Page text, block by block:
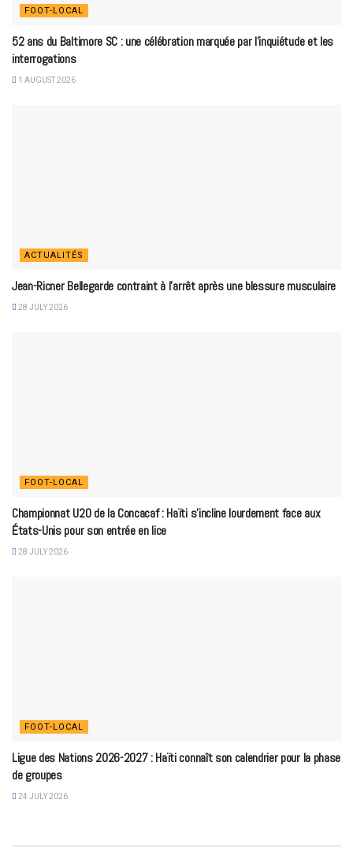
FOOT-LOCAL
52 ans du Baltimore SC : une célébration marquée par l’inquiétude et les
interrogations
1 AUGUST 2026
ACTUALITÉS
Jean-Ricner Bellegarde contraint à l’arrêt après une blessure musculaire
28 JULY 2026
FOOT-LOCAL
Championnat U20 de la Concacaf : Haïti s’incline lourdement face aux
États-Unis pour son entrée en lice
28 JULY 2026
FOOT-LOCAL
Ligue des Nations 2026-2027 : Haïti connaît son calendrier pour la phase
de groupes
24 JULY 2026